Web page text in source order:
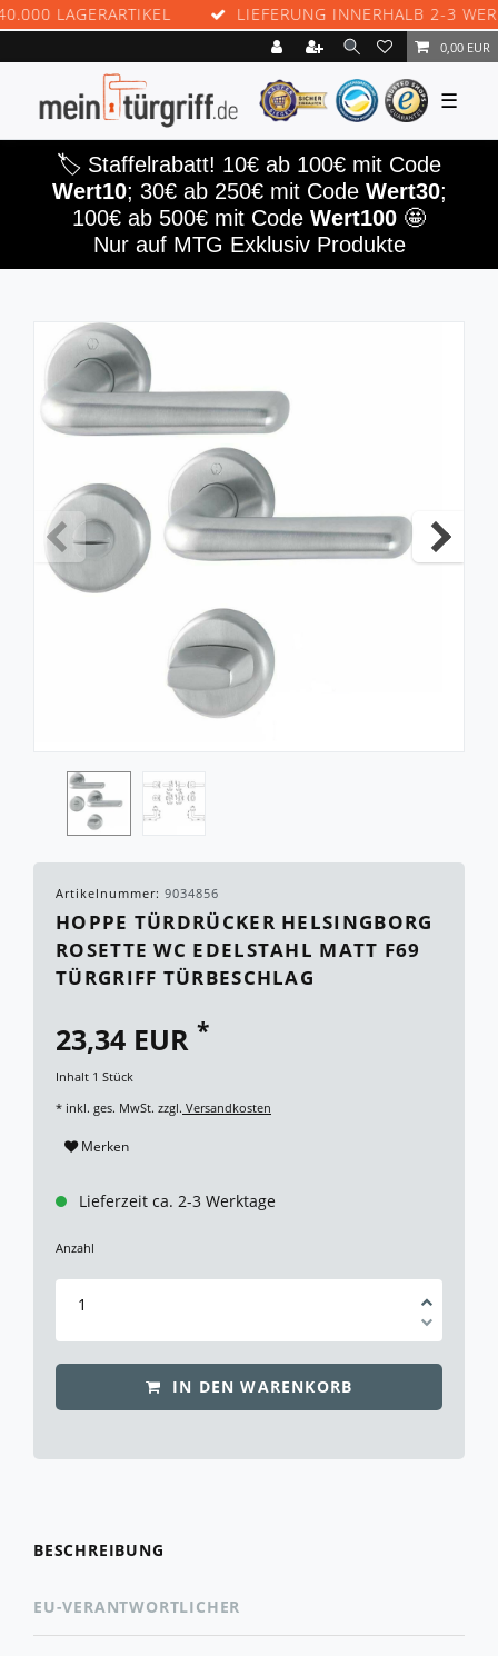
LAGERARTIKEL LIEFERUNG INNERHALB 2-3
0,00 EUR
☰
🏷️ Staffelrabatt! 10€ ab 100€ mit Code
Wert10; 30€ ab 250€ mit Code Wert30;
100€ ab 500€ mit Code Wert100 🤩
Nur auf MTG Exklusiv Produkte
Artikelnummer: 9034856
HOPPE TÜRDRÜCKER HELSINGBORG
ROSETTE WC EDELSTAHL MATT F69
TÜRGRIFF TÜRBESCHLAG
23,34 EUR *
Inhalt 1 Stück
* inkl. ges. MwSt. zzgl. Versandkosten
Merken
Lieferzeit ca. 2-3 Werktage
Anzahl
IN DEN WARENKORB
BESCHREIBUNG
EU-VERANTWORTLICHER